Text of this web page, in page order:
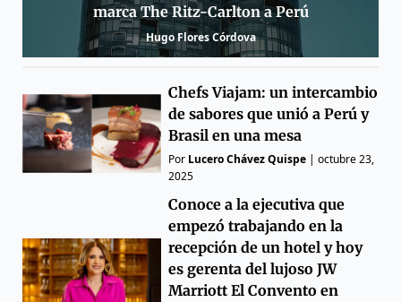
marca The Ritz-Carlton a Perú
Hugo Flores Córdova
Chefs Viajam: un intercambio
de sabores que unió a Perú y
Brasil en una mesa
Por Lucero Chávez Quispe |octubre 23,
2025
Conoce a la ejecutiva que
empezó trabajando en la
recepción de un hotel y hoy
es gerenta del lujoso JW
Marriott El Convento en